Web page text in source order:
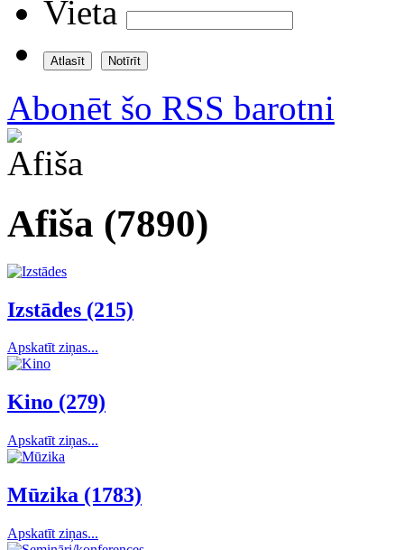
Vieta
Abonēt šo RSS barotni
Afiša (7890)
Izstādes (215)
Apskatīt ziņas...
Kino (279)
Apskatīt ziņas...
Mūzika (1783)
Apskatīt ziņas...